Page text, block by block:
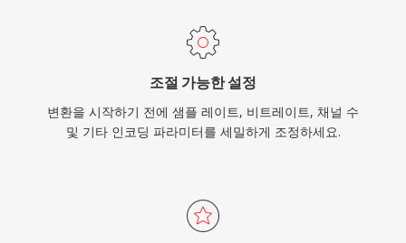
조절 가능한 설정
변환을 시작하기 전에 샘플 레이트, 비트레이트, 채널 수
및 기타 인코딩 파라미터를 세밀하게 조정하세요.